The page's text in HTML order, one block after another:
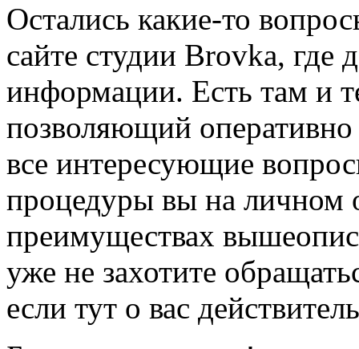
Остались какие-то
сайте студии Brovka, где
информации. Есть там и
позволяющий оперативно
все интересующие
процедуры вы на личном
преимуществах
уже не захотите
если тут о вас